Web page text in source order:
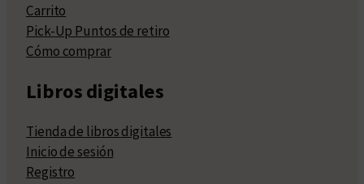
Carrito
Pick-Up Puntos de retiro
Cómo comprar
Libros digitales
Tienda de libros digitales
Inicio de sesión
Registro